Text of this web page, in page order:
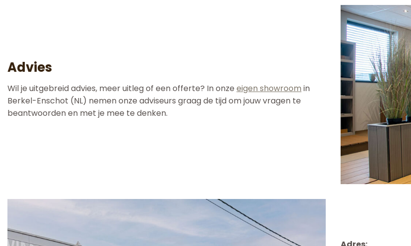
Advies
Wil je uitgebreid advies, meer uitleg of een offerte? In onze eigen showroom in
Berkel-Enschot (NL) nemen onze adviseurs graag de tijd om jouw vragen te
beantwoorden en met je mee te denken.